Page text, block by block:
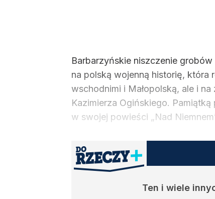
Barbarzyńskie niszczenie
na polską wojenną historię, która
wschodnimi i Małopolską, ale i
Kazimierza Ogińskiego.
w swojej powieści „Nad
Ten i wiele